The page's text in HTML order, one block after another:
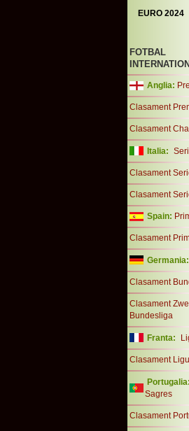
EURO 2024
FOTBAL
Anglia:
Clasament
Clasament
Italia:
Clasament
Clasament
Spain:
Clasament
Germania:
Clasament
Clasament
Bundesliga
Franta:
Clasament
Portugalia:
Sagres
Clasament